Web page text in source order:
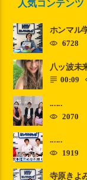
人気コンテンツ
ホンマル
6728
八ッ波未
00:09
......
2070
......
1919
寺原きよ